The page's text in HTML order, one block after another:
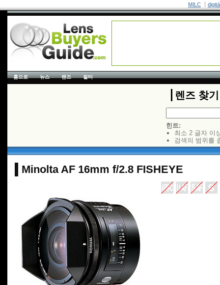
MILC
홈으로 뉴스 렌즈 필터
렌즈 찾기
힌트:
최소 2 글자 이
검색의 범위를
Minolta AF 16mm f/2.8 FISHEYE